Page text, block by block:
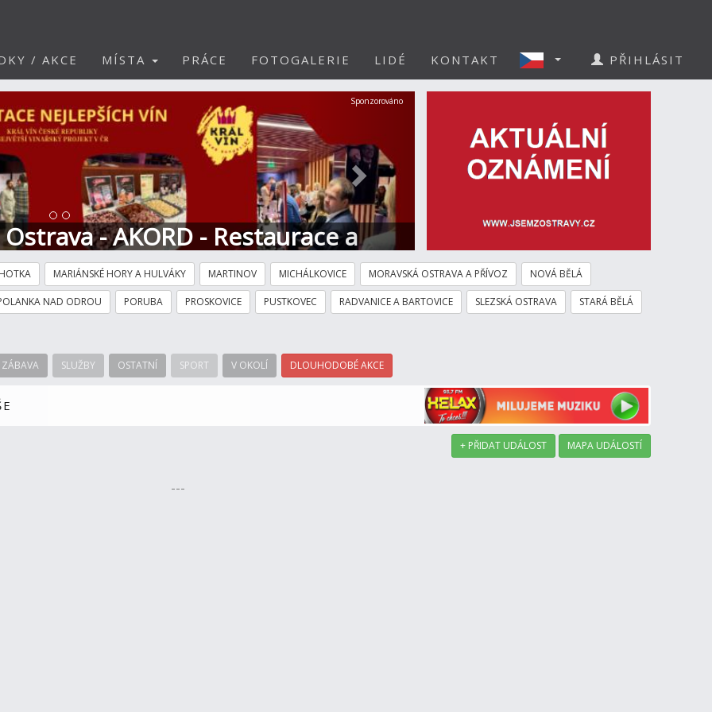
/ AKCE MÍSTA PRÁCE FOTOGALERIE LIDÉ KONTAKT PŘIHLÁSIT
- AKORD - Restaurace a
Další
Sponzorováno
MARIÁNSKÉ HORY A HULVÁKY MARTINOV MICHÁLKOVICE MORAVSKÁ OSTRAVA A PŘÍVOZ NOVÁ BĚLÁ
NAD ODROU PORUBA PROSKOVICE PUSTKOVEC RADVANICE A BARTOVICE SLEZSKÁ OSTRAVA STARÁ BĚLÁ
ZÁBAVA SLUŽBY OSTATNÍ SPORT V OKOLÍ DLOUHODOBÉ AKCE
+ PŘIDAT UDÁLOST MAPA UDÁLOSTÍ
---